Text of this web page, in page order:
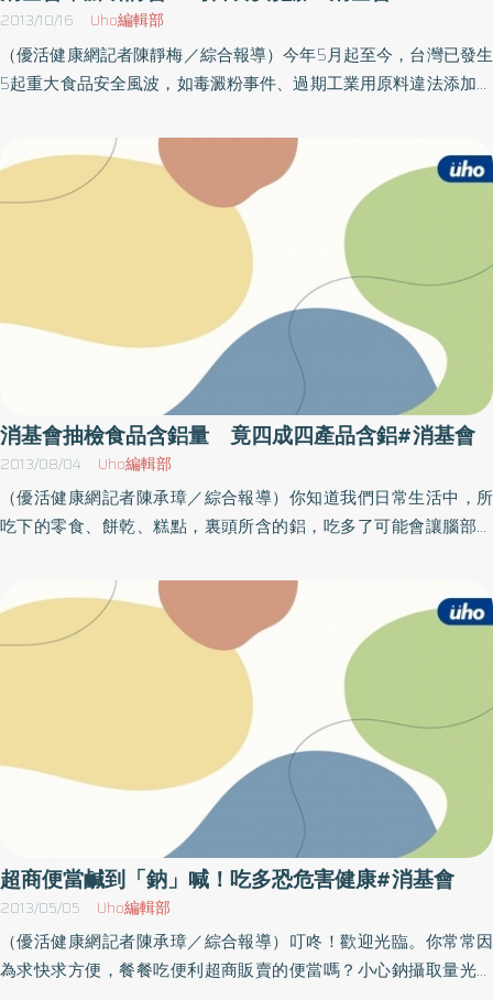
得非常模糊，消基會指出，綜觀各地方政府對於這些產品所評斷的
標準，部分是標示不實，部分又變成攙偽假冒，就顯得非常矛盾。
因此消基會呼籲政府，政府對於開罰的判斷標準，應該要有明確的
基準，以免讓外界質疑，有大小眼甚至是包庇的嫌疑，進而讓不肖
2013/10/16 Uho編輯部
（優活健康網記者陳靜梅／綜合報導）今年5月起至今，台灣已發生
5起重大食品安全風波，如毒澱粉事件、過期工業用原料違法添加至
人引以為傲的「MADE IN TAIWAN」，變成了黑心商品的代名詞？！
為此，消費者文教基金會將於16、17日舉辦為期兩天的「食管法修
正後的食品安全再出發」研討會，希望能為台灣食品安全問題把
脈、替消費者找回信心。研討會將邀請衛生福利部、行政院農委
會、行政院消保處等行政主管機關、司法立法機關（法務部、立法
院等）、學術界及產業界，以及關心此議題的各界社會人士，一起
深入研討，從台灣食品安全管理上的盲點與缺失、食品標示、檢驗
制度的檢討、各主管機關的行政管理、食安事件中法律問題等層面
進行討論，彙整具體可行的建議，供政府單位與產業界參考。業
者、行政機關雙面進行檢討 提供消費者知的權利一連串的食品業
者使用問題原料、食品認證把關不嚴、宣稱不實等問題，讓台灣食
品危機震撼彈一枚接一枚，不只消費者心慌意亂、更炸得政府有關
單位措手不及。從上述食安事件可以發現，台灣向來足以為傲的食
品產業，其實對於食品衛生與安全管理，打從生產源頭開始的每一
個環節，都存有產業道德淪喪、紀律敗壞、依法行政意志薄弱與執
安問題事件觀察，所謂老字號、大廠牌、通過認證的商品並非百分
之百品質保證，造成消費者人心惶惶，面對市售琳瑯滿目的食品不
知從何下手，更擔心「毒從口入」，消費者「知的權益」與「食的
安全」面臨蕩然無存的危機。在政府相關單位與司法體系方面，近
來重大食安問題都是已經存在一段時間才被發現，表示政府機關在
抽驗商品、對食品原料供應商的管理與查驗之責等工作，未能全面
落實，才讓台灣充斥食品危害。因此消基會特舉辦研討會，擬出具
體可行的建議，讓產業、官方、消費者有法可據，提升台灣的食安
消基會抽檢食品含鋁量 竟四成四產品含鋁#消基會
2013/08/04 Uho編輯部
（優活健康網記者陳承璋／綜合報導）你知道我們日常生活中，所
吃下的零食、餅乾、糕點，裏頭所含的鋁，吃多了可能會讓腦部出
新北市各地商店抽檢了三十二件的樣品，分別為麵包、零食等，發
現其中竟有四成四的樣品含鋁。四成四抽檢產品含鋁 杯子蛋糕含
鋁量甚高！消基會指出，五月間於新北市地區的大賣場、連鎖福利
中心、生活用品店、休閒食品店、麵包店、傳統市場及豆漿店購
樣。其中黑糖糕、馬來糕、蛋糕類及麻花類食品10件，涼粉、粉粿
及涼糕類7件，含鋁麗基色素食品11件，西點原料4件，共計32件樣
品。結果當中有14件含鋁，分別為在重慶市場及積穗市場買的各1件
杯子蛋糕，鋁含量在100至200ppm間。另外，豆漿店買的馬來糕、
重慶市場與廣明街市場買的黑糖糕，以及卡多利蛋糕店買的杯子蛋
糕，鋁含量在200至500ppm間。學童吃三個杯子蛋糕 就超過歐
盟標準而根據聯合國糧農組織及世界衛生組織聯合成立的「食品添
加物專家委員會」（JECFA），2011年報告中將鋁每週可容許攝取量
暫定每人體重每公斤 2 mg，歐盟訂定的標準則為1 mg；以1位體重
30公斤學童為例，恐怕吃1個黑糖糕與3個杯子蛋糕，就可能攝取超
過JECFA訂定的量；對照歐盟的標準恐已達2倍。對此，消基會指
超商便當鹹到「鈉」喊！吃多恐危害健康#消基會
2013/05/05 Uho編輯部
（優活健康網記者陳承璋／綜合報導）叮咚！歡迎光臨。你常常因
為求快求方便，餐餐吃便利超商販賣的便當嗎？小心鈉攝取量光一